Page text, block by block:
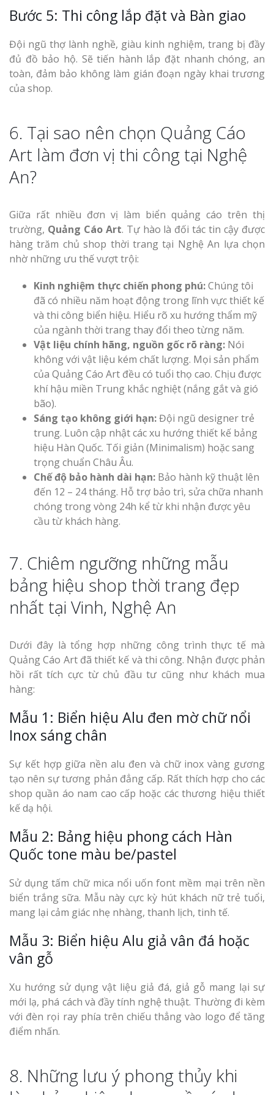
Bước 5: Thi công lắp đặt và Bàn giao
Đội ngũ thợ lành nghề, giàu kinh nghiệm, trang bị đầy
đủ đồ bảo hộ. Sẽ tiến hành lắp đặt nhanh chóng, an
toàn, đảm bảo không làm gián đoạn ngày khai trương
của shop.
6. Tại sao nên chọn Quảng Cáo
Art làm đơn vị thi công tại Nghệ
An?
Giữa rất nhiều đơn vị làm biển quảng cáo trên thị
trường, Quảng Cáo Art. Tự hào là đối tác tin cậy được
hàng trăm chủ shop thời trang tại Nghệ An lựa chọn
nhờ những ưu thế vượt trội:
Kinh nghiệm thực chiến phong phú:Chúng tôi
đã có nhiều năm hoạt động trong lĩnh vực thiết kế
và thi công biển hiệu. Hiểu rõ xu hướng thẩm mỹ
của ngành thời trang thay đổi theo từng năm.
Vật liệu chính hãng, nguồn gốc rõ ràng: Nói
không với vật liệu kém chất lượng. Mọi sản phẩm
của Quảng Cáo Art đều có tuổi thọ cao. Chịu được
khí hậu miền Trung khắc nghiệt (nắng gắt và gió
bão).
Sáng tạo không giới hạn:Đội ngũ designer trẻ
trung. Luôn cập nhật các xu hướng thiết kế bảng
hiệu Hàn Quốc. Tối giản (Minimalism) hoặc sang
trọng chuẩn Châu Âu.
Chế độ bảo hành dài hạn: Bảo hành kỹ thuật lên
đến 12 – 24 tháng. Hỗ trợ bảo trì, sửa chữa nhanh
chóng trong vòng 24h kể từ khi nhận được yêu
cầu từ khách hàng.
7. Chiêm ngưỡng những mẫu
bảng hiệu shop thời trang đẹp
nhất tại Vinh, Nghệ An
Dưới đây là tổng hợp những công trình thực tế mà
Quảng Cáo Art đã thiết kế và thi công. Nhận được phản
hồi rất tích cực từ chủ đầu tư cũng như khách mua
hàng:
Mẫu 1: Biển hiệu Alu đen mờ chữ nổi
Inox sáng chân
Sự kết hợp giữa nền alu đen và chữ inox vàng gương
tạo nên sự tương phản đẳng cấp. Rất thích hợp cho các
shop quần áo nam cao cấp hoặc các thương hiệu thiết
kế dạ hội.
Mẫu 2: Bảng hiệu phong cách Hàn
Quốc tone màu be/pastel
Sử dụng tấm chữ mica nổi uốn font mềm mại trên nền
biển trắng sữa. Mẫu này cực kỳ hút khách nữ trẻ tuổi,
mang lại cảm giác nhẹ nhàng, thanh lịch, tinh tế.
Mẫu 3: Biển hiệu Alu giả vân đá hoặc
vân gỗ
Xu hướng sử dụng vật liệu giả đá, giả gỗ mang lại sự
mới lạ, phá cách và đầy tính nghệ thuật. Thường đi kèm
với đèn rọi ray phía trên chiếu thẳng vào logo để tăng
điểm nhấn.
8. Những lưu ý phong thủy khi